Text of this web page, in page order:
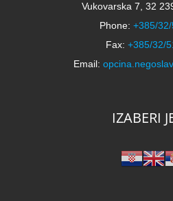
Vukovarska 7, 32
Phone: +385/
Fax: +385/32/
Email:
IZABERI